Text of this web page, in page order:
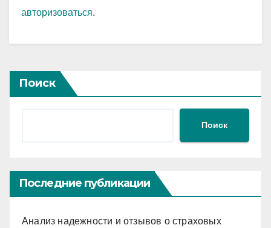
авторизоваться.
Поиск
Поиск
Последние публикации
Анализ надежности и отзывов о страховых